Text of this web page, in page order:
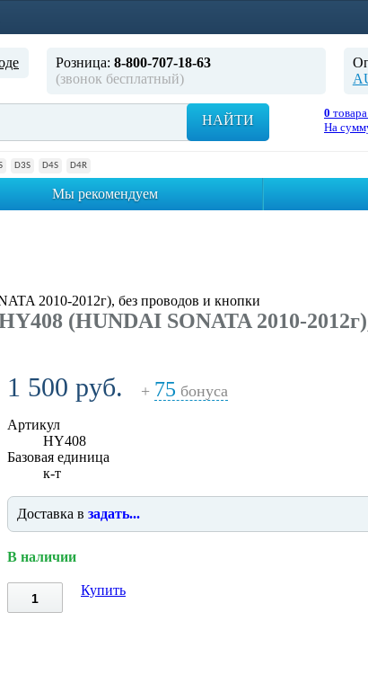
Розница: 8-800-707-18-63
(звонок бесплатный)
НАЙТИ 0
На
D3S D4S D4R
Мы рекомендуем
2010-2012г), без проводов и кнопки
(HUNDAI SONATA 2010-2012г),
1 500 руб. + 75 бонуса
Артикул
HY408
Базовая единица
к-т
Доставка в задать...
В наличии
Купить